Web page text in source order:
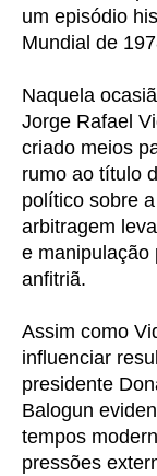
um episódio
Mundial de
Naquela
Jorge Rafael
criado meios
rumo ao título
político sobre
arbitragem
e manipulação
anfitriã.
Assim como
influenciar
presidente
Balogun
tempos
pressões